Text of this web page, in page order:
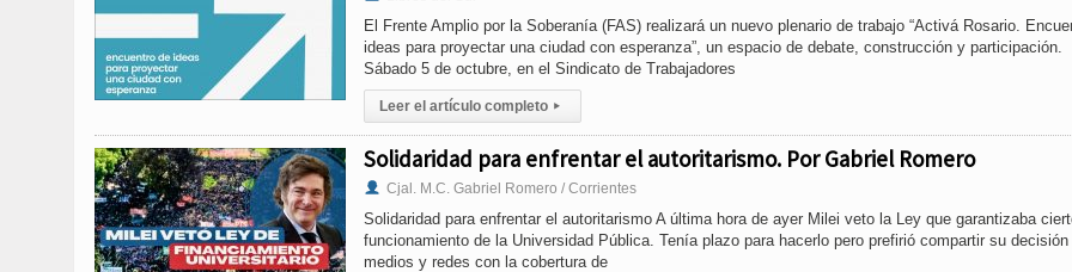
El Frente Amplio por la Soberanía (FAS) realizará un nuevo plenario de trabajo “Activá Rosario.
ideas para proyectar una ciudad con esperanza”, un espacio de debate, construcción y participación.
Sábado 5 de octubre, en el Sindicato de Trabajadores
Leer el artículo completo ▸
Solidaridad para enfrentar el autoritarismo. Por Gabriel Romero
Cjal. M.C. Gabriel Romero / Corrientes
Solidaridad para enfrentar el autoritarismo A última hora de ayer Milei veto la Ley que garantizaba
funcionamiento de la Universidad Pública. Tenía plazo para hacerlo pero prefirió compartir su decisión
medios y redes con la cobertura de